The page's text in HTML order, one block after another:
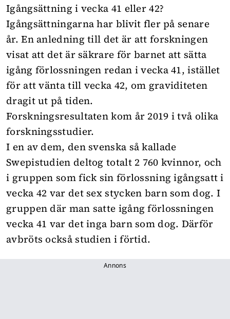
Igångsättning i vecka 41 eller 42?
Igångsättningarna har blivit fler på senare
år. En anledning till det är att forskningen
visat att det är säkrare för barnet att sätta
igång förlossningen redan i vecka 41, istället
för att vänta till vecka 42, om graviditeten
dragit ut på tiden.
Forskningsresultaten kom år 2019 i två olika
forskningsstudier.
I en av dem, den svenska så kallade
Swepistudien deltog totalt 2 760 kvinnor, och
i gruppen som fick sin förlossning igångsatt i
vecka 42 var det sex stycken barn som dog. I
gruppen där man satte igång förlossningen
vecka 41 var det inga barn som dog. Därför
avbröts också studien i förtid.
Annons